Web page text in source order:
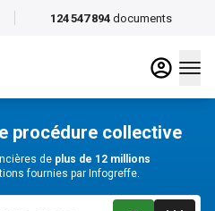
124 547 894 documents
procédure collective
de plus de 12 millions
fournies par Infogreffe.